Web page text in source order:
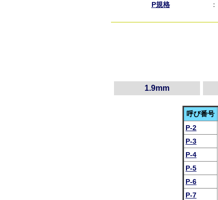
P規格 ：
1.9mm
呼び番号
P-2
P-3
P-4
P-5
P-6
P-7